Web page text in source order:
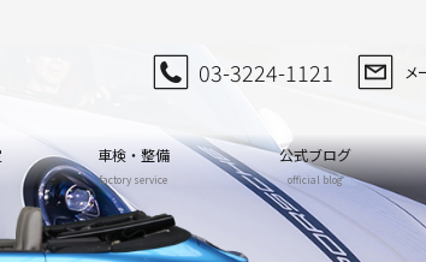
車検・整備
factory service
公式ブログ
official blog
03-3224-1121 メ